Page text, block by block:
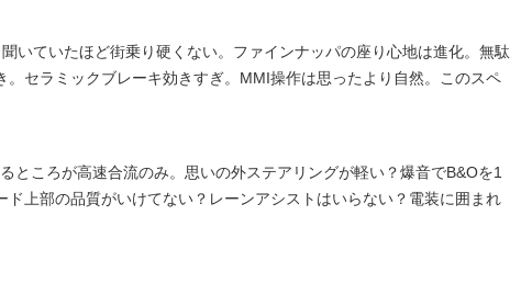
いていたほど街乗り硬くない。ファインナッパの座り心地は進化。無駄
。セラミックブレーキ効きすぎ。MMI操作は思ったより自然。このスペ
ところが高速合流のみ。思いの外ステアリングが軽い？爆音でB&Oを1
ド上部の品質がいけてない？レーンアシストはいらない？電装に囲まれ